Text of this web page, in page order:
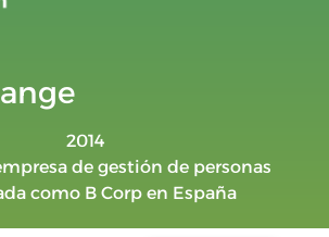
2014
de gestión de personas
como B Corp en España